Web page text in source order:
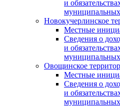
и
Новокучерлинское
Местные
Сведения о
и
Овощинское
Местные
Сведения о
и